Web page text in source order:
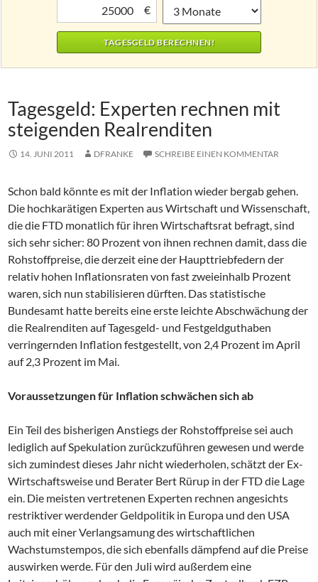
€
Tagesgeld: Experten rechnen mit
steigenden Realrenditen
14. JUNI 2011 DFRANKE SCHREIBE EINEN KOMMENTAR
Schon bald könnte es mit der Inflation wieder bergab gehen.
Die hochkarätigen Experten aus Wirtschaft und Wissenschaft,
die die FTD monatlich für ihren Wirtschaftsrat befragt, sind
sich sehr sicher: 80 Prozent von ihnen rechnen damit, dass die
Rohstoffpreise, die derzeit eine der Haupttriebfedern der
relativ hohen Inflationsraten von fast zweieinhalb Prozent
waren, sich nun stabilisieren dürften. Das statistische
Bundesamt hatte bereits eine erste leichte Abschwächung der
die Realrenditen auf Tagesgeld- und Festgeldguthaben
verringernden Inflation festgestellt, von 2,4 Prozent im April
auf 2,3 Prozent im Mai.
Voraussetzungen für Inflation schwächen sich ab
Ein Teil des bisherigen Anstiegs der Rohstoffpreise sei auch
lediglich auf Spekulation zurückzuführen gewesen und werde
sich zumindest dieses Jahr nicht wiederholen, schätzt der Ex-
Wirtschaftsweise und Berater Bert Rürup in der FTD die Lage
ein. Die meisten vertretenen Experten rechnen angesichts
restriktiver werdender Geldpolitik in Europa und den USA
auch mit einer Verlangsamung des wirtschaftlichen
Wachstumstempos, die sich ebenfalls dämpfend auf die Preise
auswirken werde. Für den Juli wird außerdem eine